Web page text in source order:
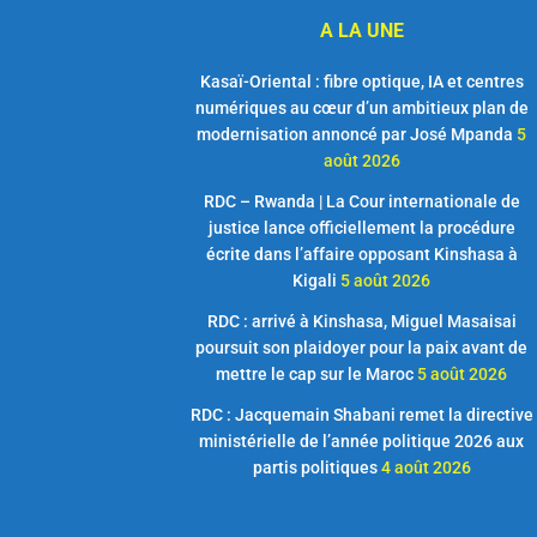
A LA UNE
Kasaï-Oriental : fibre optique, IA et centres
numériques au cœur d’un ambitieux plan de
modernisation annoncé par José Mpanda 5
août 2026
RDC – Rwanda | La Cour internationale de
justice lance officiellement la procédure
écrite dans l’affaire opposant Kinshasa à
Kigali 5 août 2026
RDC : arrivé à Kinshasa, Miguel Masaisai
poursuit son plaidoyer pour la paix avant de
mettre le cap sur le Maroc 5 août 2026
RDC : Jacquemain Shabani remet la directive
ministérielle de l’année politique 2026 aux
partis politiques 4 août 2026